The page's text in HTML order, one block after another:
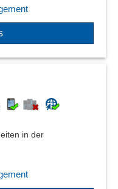
in der